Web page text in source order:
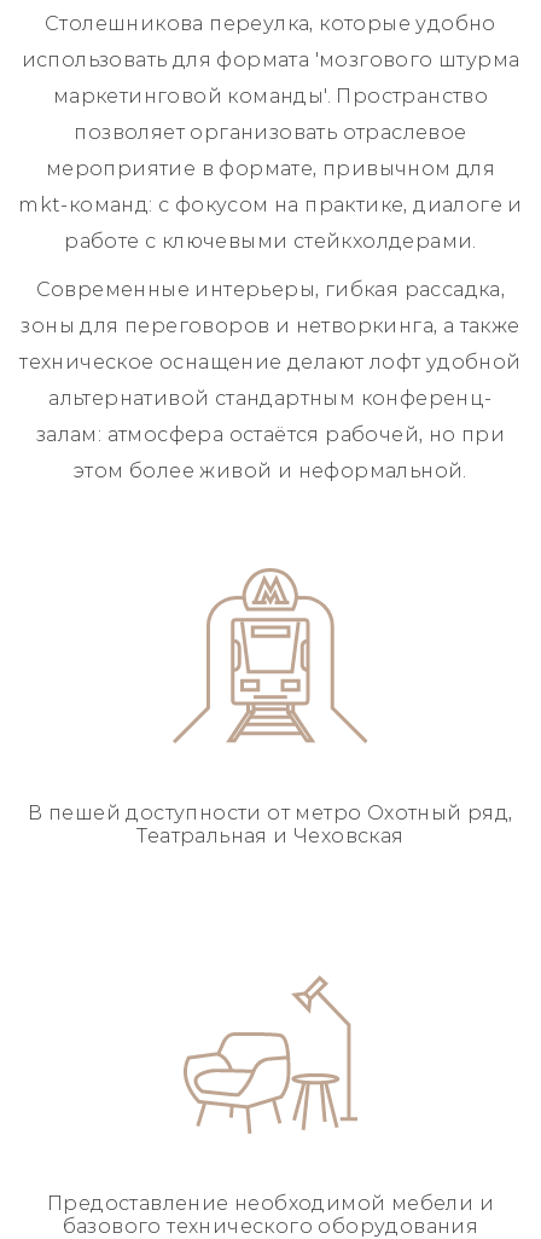
Столешникова переулка, которые удобно
использовать для формата 'мозгового штурма
маркетинговой команды'. Пространство
позволяет организовать отраслевое
мероприятие в формате, привычном для
mkt-команд: с фокусом на практике, диалоге и
работе с ключевыми стейкхолдерами.
Современные интерьеры, гибкая рассадка,
зоны для переговоров и нетворкинга, а также
техническое оснащение делают лофт удобной
альтернативой стандартным конференц-
залам: атмосфера остаётся рабочей, но при
этом более живой и неформальной.
В пешей доступности от метро Охотный ряд,
Театральная и Чеховская
Предоставление необходимой мебели и
базовоготехнического оборудования